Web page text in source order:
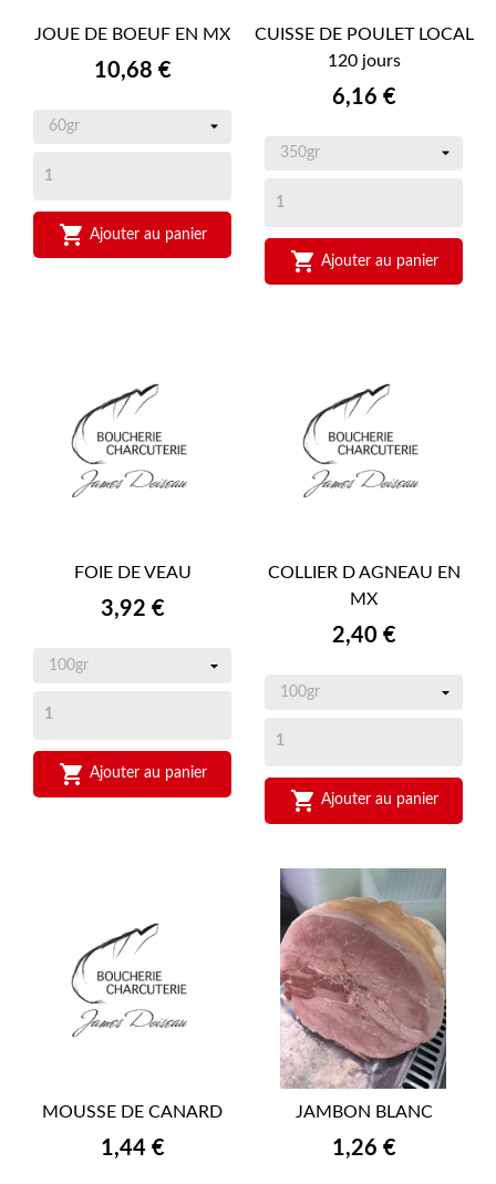
JOUE DE BOEUF EN MX
Prix
10,68 €
 Ajouter au panier
CUISSE DE POULET LOCAL
120 jours
Prix
6,16 €
 Ajouter au panier
FOIE DE VEAU
Prix
3,92 €
 Ajouter au panier
COLLIER D AGNEAU EN
MX
Prix
2,40 €
 Ajouter au panier
MOUSSE DE CANARD
Prix
1,44 €
JAMBON BLANC
Prix
1,26 €